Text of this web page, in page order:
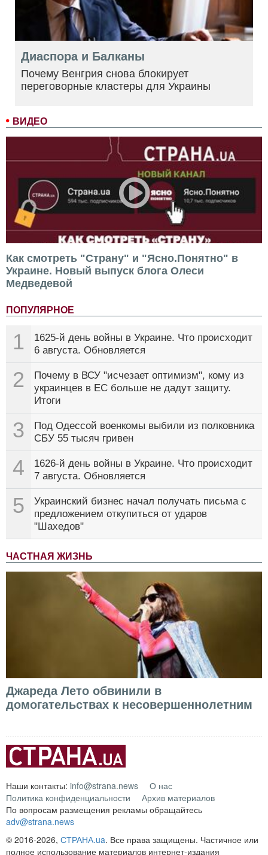
ВИДЕО
Как смотреть "Страну" и "Ясно.Понятно" в
Украине. Новый выпуск блога Олеси
Медведевой
ПОПУЛЯРНОЕ
1
1625-й день войны в Украине. Что происходит
6 августа. Обновляется
2
Почему в ВСУ "исчезает оптимизм", кому из
украинцев в ЕС больше не дадут защиту.
Итоги
3
Под Одессой военкомы выбили из полковника
СБУ 55 тысяч гривен
4
1626-й день войны в Украине. Что происходит
7 августа. Обновляется
5
Украинский бизнес начал получать письма с
предложением откупиться от ударов
"Шахедов"
ЧАСТНАЯ ЖИЗНЬ
Джареда Лето обвинили в
домогательствах к несовершеннолетним
Диаспора и Балканы
Почему Венгрия снова блокирует
переговорные кластеры для Украины
Наши контакты: info@strana.news
О нас
Политика конфиденциальности
Архив материалов
По вопросам размещения рекламы обращайтесь
adv@strana.news
© 2016-2026, СТРАНА.ua. Все права защищены. Частичное или
полное использование материалов интернет-издания